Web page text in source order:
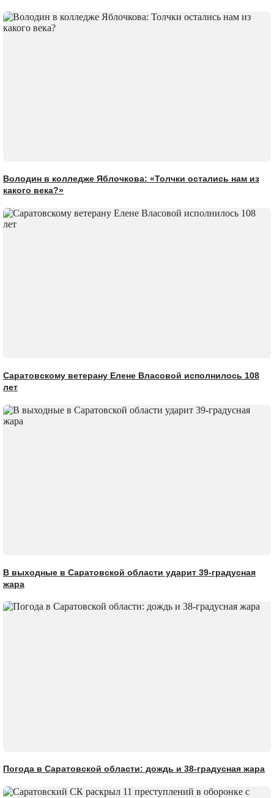
Володин в колледже Яблочкова: «Толчки остались нам из
какого века?»
Саратовскому ветерану Елене Власовой исполнилось 108
лет
В выходные в Саратовской области ударит 39-градусная
жара
Погода в Саратовской области: дождь и 38-градусная жара